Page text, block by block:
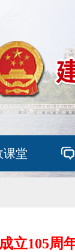
课堂
立105周